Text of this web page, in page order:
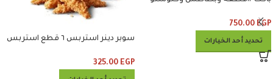
750.00 EGP
تحديد أحد الخيارات
سوبر دينر استربس ٦ قطع استربس
325.00 EGP